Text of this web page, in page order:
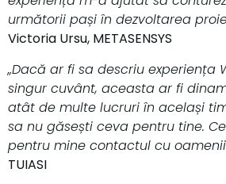
următorii pași în dezvoltarea
Victoria Ursu, METASENSYS
„Dacă ar fi sa descriu experiența
singur cuvânt, aceasta ar fi
atât de multe lucruri în același
sa nu găsești ceva pentru tine.
pentru mine contactul cu
TUIASI